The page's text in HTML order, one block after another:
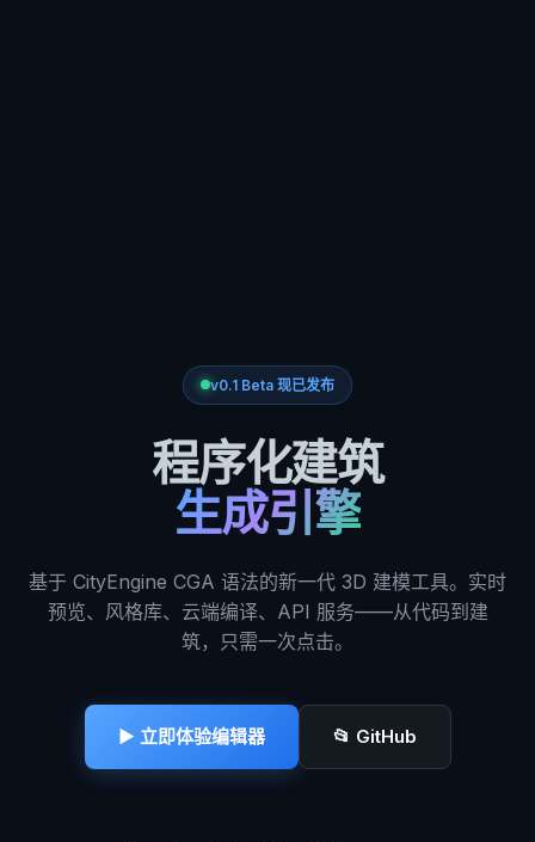
v0.1 Beta 现已发布
程序化建筑
生成引擎
基于 CityEngine CGA 语法的新一代 3D 建模工具。实时
预览、风格库、云端编译、API 服务——从代码到建
筑，只需一次点击。
▶ 立即体验编辑器 📂 GitHub